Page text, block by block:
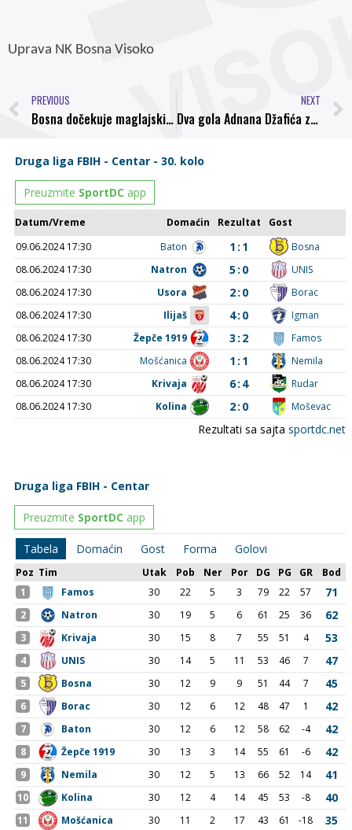
Uprava NK Bosna Visoko
PREVIOUS
Bosna dočekuje maglajski Natron, pobjeda kao imperativ
NEXT
Dva gola Adnana Džafića za remi protiv Opave